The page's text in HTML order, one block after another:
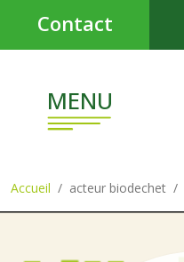
MENU
Contact
Accueil acteur biodechet